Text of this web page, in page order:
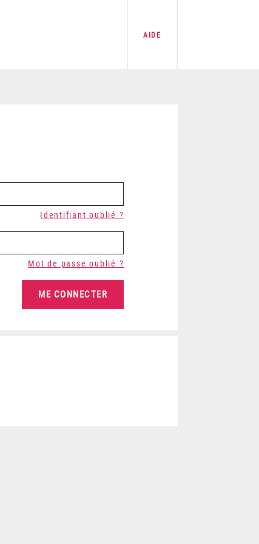
AIDE
Identifiant oublié ?
Mot de passe oublié ?